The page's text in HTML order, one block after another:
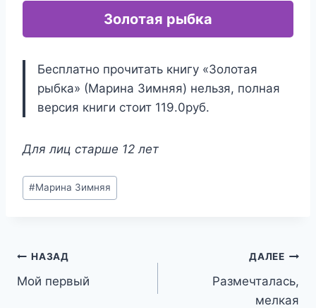
Золотая рыбка
Бесплатно прочитать книгу «Золотая
рыбка» (Марина Зимняя) нельзя, полная
версия книги стоит 119.0руб.
Для лиц старше 12 лет
Метки
записи:
#Марина Зимняя
Навигация
по
НАЗАД
Мой первый
ДАЛЕЕ
Размечталась,
мелкая